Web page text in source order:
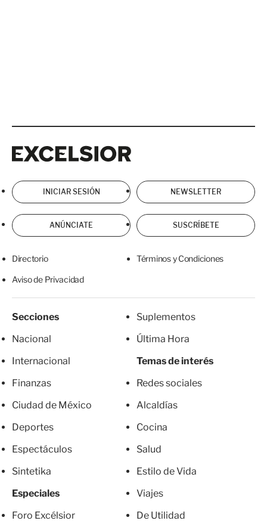
INICIAR SESIÓN NEWSLETTER
ANÚNCIATE SUSCRÍBETE
Directorio Términos y Condiciones
Aviso de Privacidad
Secciones
Nacional
Internacional
Finanzas
Ciudad de México
Deportes
Espectáculos
Sintetika
Especiales
Foro Excélsior
Suplementos
Última Hora
Temas de interés
Redes sociales
Alcaldías
Cocina
Salud
Estilo de Vida
Viajes
De Utilidad